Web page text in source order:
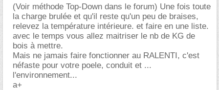
(Voir méthode Top-Down dans le forum) Une fois toute
la charge brulée et qu'il reste qu'un peu de braises,
relevez la température intérieure. et faire en une liste.
avec le temps vous allez maitriser le nb de KG de
bois à mettre.
Mais ne jamais faire fonctionner au RALENTI, c'est
néfaste pour votre poele, conduit et ...
l'environnement...
a+